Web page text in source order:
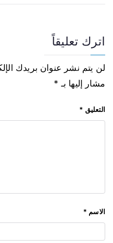
اترك تعليقاً
لن يتم نشر عنوان بريدك
مشار إليها بـ *
التعليق *
الاسم *